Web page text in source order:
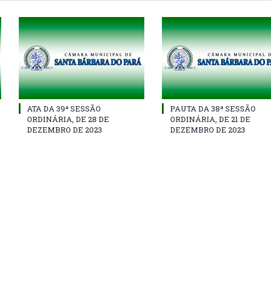
ATA DA 39ª SESSÃO
ORDINÁRIA, DE 28 DE
DEZEMBRO DE 2023
PAUTA DA 38ª SESSÃO
ORDINÁRIA, DE 21 DE
DEZEMBRO DE 2023